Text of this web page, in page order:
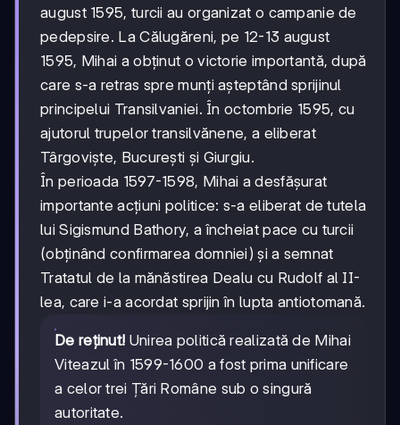
august 1595, turcii au organizat o campanie de
pedepsire. La Călugăreni, pe 12-13 august
1595, Mihai a obținut o victorie importantă, după
care s-a retras spre munți așteptând sprijinul
principelui Transilvaniei. În octombrie 1595, cu
ajutorul trupelor transilvănene, a eliberat
Târgoviște, București și Giurgiu.
În perioada 1597-1598, Mihai a desfășurat
importante acțiuni politice: s-a eliberat de tutela
lui Sigismund Bathory, a încheiat pace cu turcii
(obținând confirmarea domniei) și a semnat
Tratatul de la mănăstirea Dealu cu Rudolf al II-
lea, care i-a acordat sprijin în lupta antiotomană.
De reținut! Unirea politică realizată de Mihai
Viteazul în 1599-1600 a fost prima unificare
a celor trei Țări Române sub o singură
autoritate.